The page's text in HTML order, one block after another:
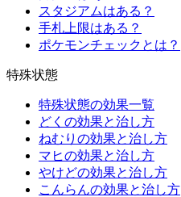
スタジアムはある？
手札上限はある？
ポケモンチェックとは？
特殊状態
特殊状態の効果一覧
どくの効果と治し方
ねむりの効果と治し方
マヒの効果と治し方
やけどの効果と治し方
こんらんの効果と治し方